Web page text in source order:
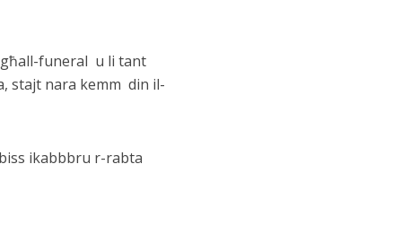
funeral u li tant
stajt nara kemm din il-
ikabbbru r-rabta